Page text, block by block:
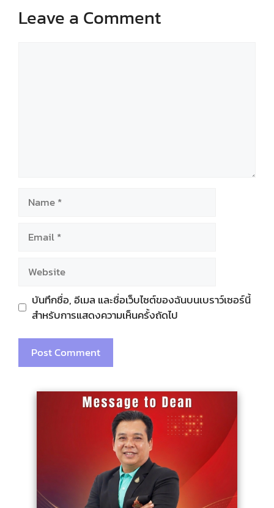
Leave a Comment
บันทึกชื่อ, อีเมล และชื่อเว็บไซต์ของฉันบนเบราว์เซอร์นี้
สำหรับการแสดงความเห็นครั้งถัดไป